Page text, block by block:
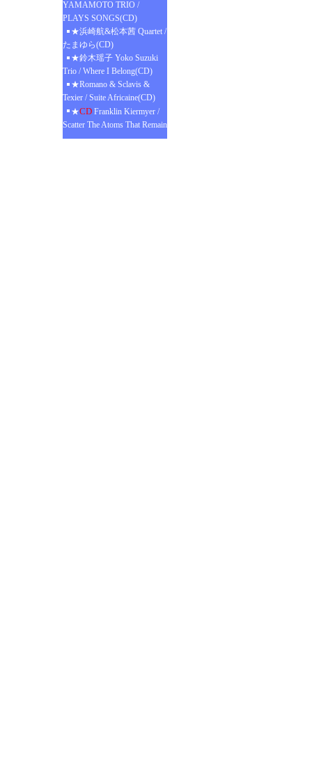
YAMAMOTO TRIO /
PLAYS SONGS(CD)
★浜崎航&松本茜 Quartet /
たまゆら(CD)
★鈴木瑶子 Yoko Suzuki
Trio / Where I Belong(CD)
★Romano & Sclavis &
Texier / Suite Africaine(CD)
★CD Franklin Kiermyer /
Scatter The Atoms That Remain